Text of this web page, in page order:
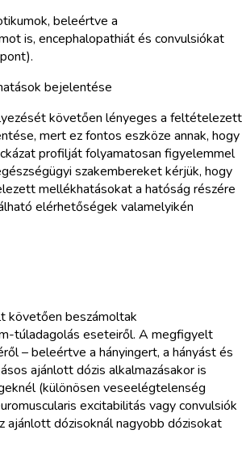
beleértve a
is, encephalopathiát és convulsiókat
bejelentése
követően lényeges a feltételezett
mert ez fontos eszköze annak, hogy
profilját folyamatosan figyelemmel
szakembereket kérjük, hogy
mellékhatásokat a hatóság részére
elérhetőségek valamelyikén
követően beszámoltak
túladagolás eseteiről. A megfigyelt
– beleértve a hányingert, a hányást és
ajánlott dózis alkalmazásakor is
(különösen veseelégtelenség
excitabilitás vagy convulsiók
ajánlott dózisoknál nagyobb dózisokat